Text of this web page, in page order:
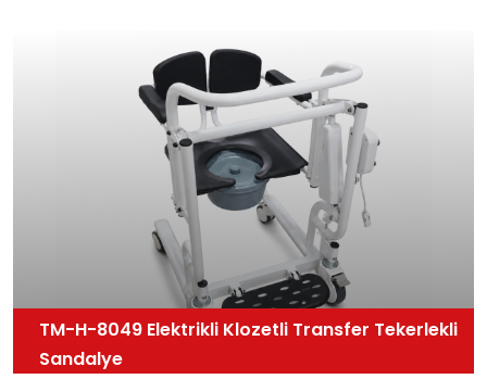
TM-H-8049 Elektrikli Klozetli Transfer Tekerlekli
Sandalye